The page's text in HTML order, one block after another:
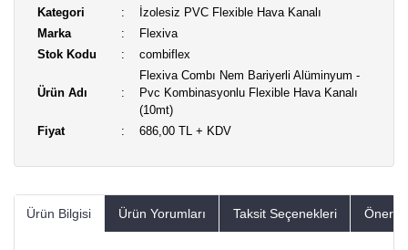
Kategori
İzolesiz PVC Flexible Hava Kanalı
Marka
Flexiva
Stok Kodu
combiflex
Ürün Adı
Flexiva Combı Nem Bariyerli Alüminyum -
Pvc Kombinasyonlu Flexible Hava Kanalı
(10mt)
Fiyat
686,00 TL + KDV
Ürün Bilgisi Ürün Yorumları Taksit Seçenekleri